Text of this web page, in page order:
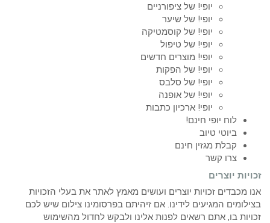
יופי! של ציפורניים
יופי! של שיער
יופי! של קוסמטיקה
יופי! של טיפול
יופי! מוצרים חדשים
יופי! של הפקות
יופי! של סלבס
יופי! של אופנה
יופי! ארכיון כתבות
לוח יופי חינם!
ביוטי טיוב
קבלת מגזין חינם
צרו קשר
זכויות יוצרים
אנו מכבדים זכויות יוצרים ועושים מאמץ לאתר את בעלי הזכויות
בצילומים המגיעים לידינו. אם זיהיתם בפרסומינו צילום שיש לכם
זכויות בו, אתם רשאים לפנות אלינו ולבקש לחדול מהשימוש